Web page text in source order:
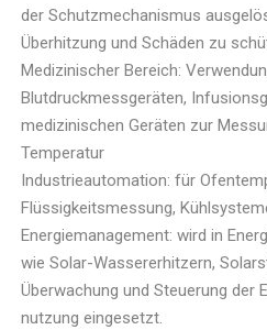
der Schutzmechanismus
Überhitzung und Schäden zu
Medizinischer Bereich:
Blutdruckmessgeräten,
medizinischen Geräten zur
Temperatur
Industrieautomation: für
Flüssigkeitsmessung,
Energiemanagement: wird in
wie Solar-Wassererhitzern,
Überwachung und Steuerung der
nutzung eingesetzt.